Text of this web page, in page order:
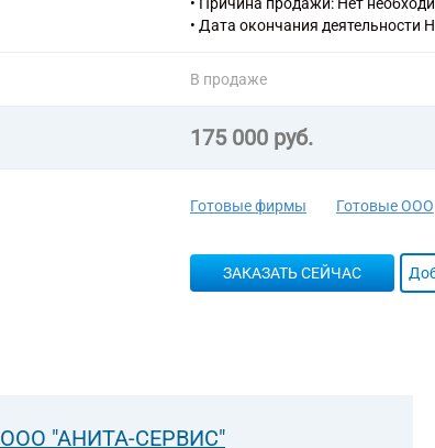
• Дата окончания деятельности
В продаже
175 000 руб.
Готовые фирмы Готовые ООО
ЗАКАЗАТЬ СЕЙЧАС
ООО "АНИТА-СЕРВИС"